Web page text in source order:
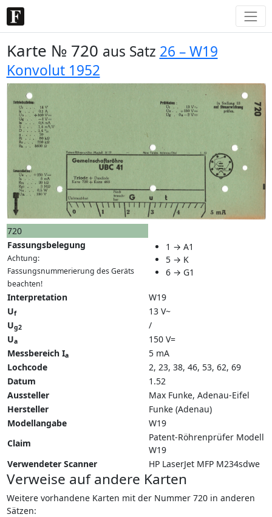
Karte № 720 aus Satz 26 – W19
Konvolut 1952
720
Fassungsbelegung
Achtung:
Fassungsnummerierung des Geräts
beachten!
1 → A1
5 → K
6 → G1
Interpretation
W19
Uf
13 V~
Ug2
/
Ua
150 V=
Messbereich Ia
5 mA
Lochcode
2, 23, 38, 46, 53, 62, 69
Datum
1.52
Aussteller
Max Funke, Adenau-Eifel
Hersteller
Funke (Adenau)
Modellangabe
W19
Claim
Patent-Röhrenprüfer Modell
W19
Verwendeter Scanner
HP LaserJet MFP M234sdwe
Verweise auf andere Karten
Weitere vorhandene Karten mit der Nummer 720 in anderen
Sätzen: